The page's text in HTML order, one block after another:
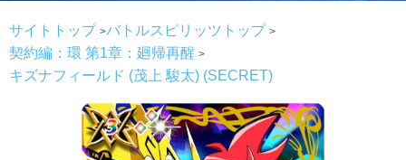
サイトトップ
バトルスピリッツトップ
契約編：環 第1章：廻帰再醒
キズナフィールド (茂上 駿太) (SECRET)